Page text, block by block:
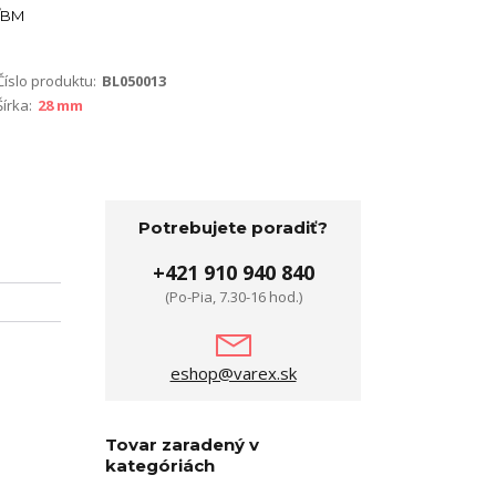
BM
produktu: BL050013
28 mm
Potrebujete poradiť?
+421 910 940 840
(Po-Pia, 7.30-16 hod.)
eshop@varex.sk
Tovar zaradený v
kategóriách